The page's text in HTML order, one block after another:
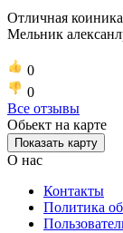
Отличная
Мельник
0
0
Все отзывы
Обьект на карте
Показать карту
О нас
Контакты
Политика